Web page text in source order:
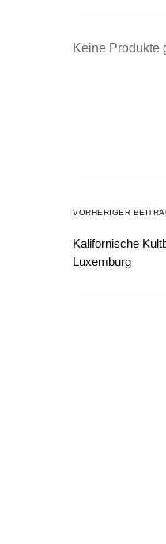
Keine Produkte
VORHERIGER
Kalifornische
Luxemburg